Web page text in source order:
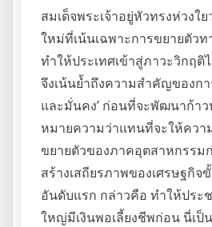
สมเด็จพระเจ้าอยู่หัวทรงห่วงใ
ใหม่ที่เน้นเฉพาะการขยายตัวท
ทำให้ประเทศเข้าสู่ภาวะวิกฤติ
จึงเน้นย้ำถึงความสำคัญของกา
และมั่นคง’ ก่อนที่จะพัฒนาก้า
หมายความว่าแทนที่จะให้คว
ขยายตัวของภาคอุตสาหกรร
สร้างเสถียรภาพของเศรษฐกิ
อันดับแรก กล่าวคือ ทำให้ปร
ใหญ่มีเงินพอเลี้ยงชีพก่อน นี่เ